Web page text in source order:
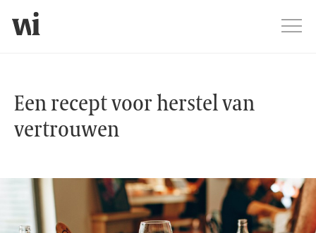
Een recept voor herstel van
Een recept voor herstel van
vertrouwen